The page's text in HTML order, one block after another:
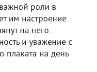
роли в
им настроение
на него.
и уважение с
плаката на день